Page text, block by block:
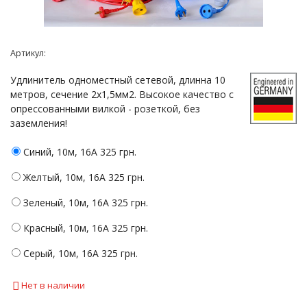
Артикул:
Удлинитель одноместный сетевой, длинна 10
метров, сечение 2х1,5мм2. Высокое качество с
опрессованными вилкой - розеткой, без
заземления!
Синий, 10м, 16А 325 грн.
Желтый, 10м, 16А 325 грн.
Зеленый, 10м, 16А 325 грн.
Красный, 10м, 16А 325 грн.
Серый, 10м, 16А 325 грн.
Нет в наличии